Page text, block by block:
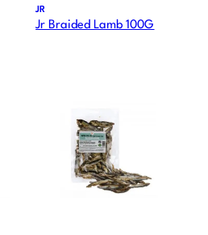
JR
Jr Braided Lamb 100G